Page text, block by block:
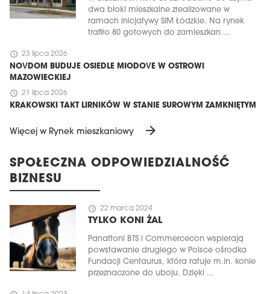
dwa bloki mieszkalne zrealizowane w
ramach inicjatywy SIM Łódzkie. Na rynek
trafiło 80 gotowych do zamieszkan ...
schedule 23 lipca 2026
NOVDOM BUDUJE OSIEDLE MIODOVE W OSTROWI
MAZOWIECKIEJ
schedule 21 lipca 2026
KRAKOWSKI TAKT LIRNIKÓW W STANIE SUROWYM ZAMKNIĘTYM
Więcej w Rynek mieszkaniowy arrow_forward
SPOŁECZNA ODPOWIEDZIALNOŚĆ
BIZNESU
schedule 22 marca 2024
TYLKO KONI ŻAL
Panattoni BTS i Commercecon wspierają
powstawanie drugiego w Polsce ośrodka
Fundacji Centaurus, która ratuje m.in. konie
przeznaczone do uboju. Dzięki ...